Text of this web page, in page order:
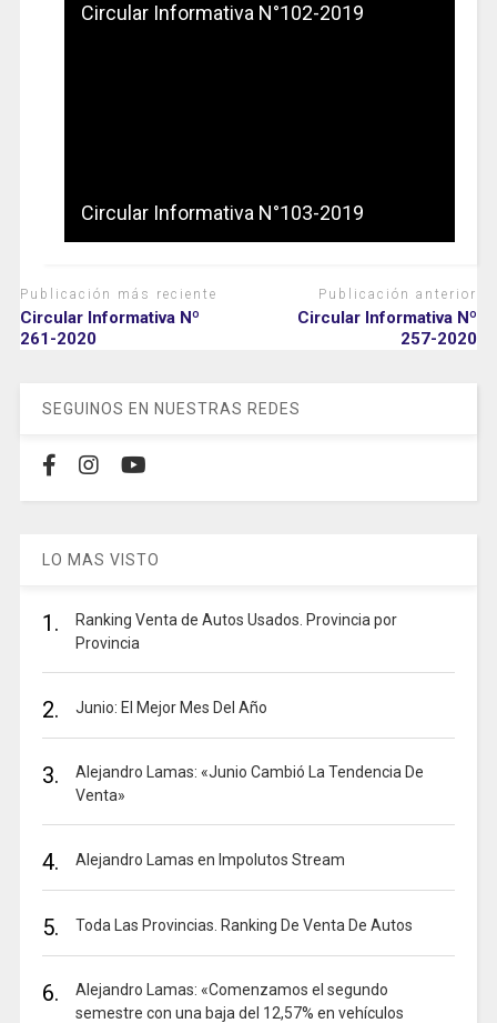
Circular Informativa N°102-2019
Circular Informativa N°103-2019
Publicación más reciente
Circular Informativa Nº
261-2020
Publicación anterior
Circular Informativa Nº
257-2020
SEGUINOS EN NUESTRAS REDES
LO MAS VISTO
1.
Ranking Venta de Autos Usados. Provincia por
Provincia
2. Junio: El Mejor Mes Del Año
3.
Alejandro Lamas: «Junio Cambió La Tendencia De
Venta»
4. Alejandro Lamas en Impolutos Stream
5. Toda Las Provincias. Ranking De Venta De Autos
6.
Alejandro Lamas: «Comenzamos el segundo
semestre con una baja del 12,57% en vehículos